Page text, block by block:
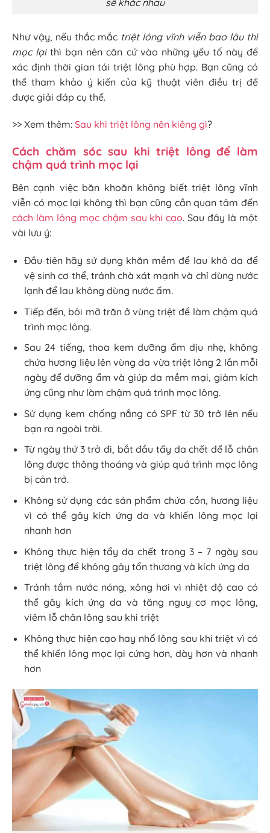
sẽ khác nhau
Như vậy, nếu thắc mắc triệt lông vĩnh viễn bao lâu thì
mọc lạithì bạn nên căn cứ vào những yếu tố này để
xác định thời gian tái triệt lông phù hợp. Bạn cũng có
thể tham khảo ý kiến của kỹ thuật viên điều trị để
được giải đáp cụ thể.
>> Xem thêm: Sau khi triệt lông nên kiêng gì?
Cách chăm sóc sau khi triệt lông để làm
chậm quá trình mọc lại
Bên cạnh việc băn khoăn không biết triệt lông vĩnh
viễn có mọc lại không thì bạn cũng cần quan tâm đến
cách làm lông mọc chậm sau khi cạo. Sau đây là một
vài lưu ý:
Đầu tiên hãy sử dụng khăn mềm để lau khô da để
vệ sinh cơ thể, tránh chà xát mạnh và chỉ dùng nước
lạnh để lau không dùng nước ấm.
Tiếp đến, bôi mỡ trăn ở vùng triệt để làm chậm quá
trình mọc lông.
Sau 24 tiếng, thoa kem dưỡng ẩm dịu nhẹ, không
chứa hương liệu lên vùng da vừa triệt lông 2 lần mỗi
ngày để dưỡng ẩm và giúp da mềm mại, giảm kích
ứng cũng như làm chậm quá trình mọc lông.
Sử dụng kem chống nắng có SPF từ 30 trở lên nếu
bạn ra ngoài trời.
Từ ngày thứ 3 trở đi, bắt đầu tẩy da chết để lỗ chân
lông được thông thoáng và giúp quá trình mọc lông
bị cản trở.
Không sử dụng các sản phẩm chứa cồn, hương liệu
vì có thể gây kích ứng da và khiến lông mọc lại
nhanh hơn
Không thực hiện tẩy da chết trong 3 – 7 ngày sau
triệt lông để không gây tổn thương và kích ứng da
Tránh tắm nước nóng, xông hơi vì nhiệt độ cao có
thể gây kích ứng da và tăng nguy cơ mọc lông,
viêm lỗ chân lông sau khi triệt
Không thực hiện cạo hay nhổ lông sau khi triệt vì có
thể khiến lông mọc lại cứng hơn, dày hơn và nhanh
hơn